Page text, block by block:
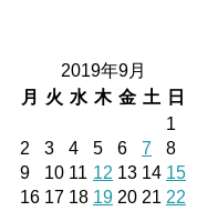
2019年9月
月
火 水 木 金 土 日
1
2
3 4 5 6 7
8
9
10 11 12 13 14 15
16 17 18 19 20 21 22